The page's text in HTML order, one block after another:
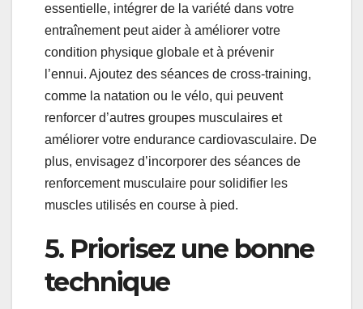
essentielle, intégrer de la variété dans votre
entraînement peut aider à améliorer votre
condition physique globale et à prévenir
l’ennui. Ajoutez des séances de cross-training,
comme la natation ou le vélo, qui peuvent
renforcer d’autres groupes musculaires et
améliorer votre endurance cardiovasculaire. De
plus, envisagez d’incorporer des séances de
renforcement musculaire pour solidifier les
muscles utilisés en course à pied.
5. Priorisez une bonne
technique